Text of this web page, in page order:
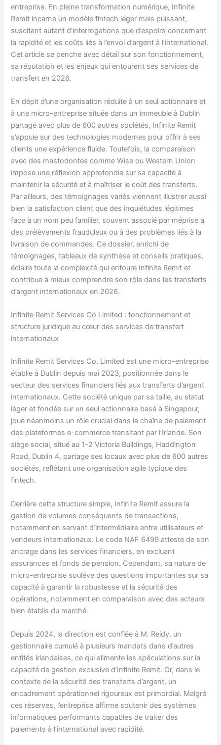
entreprise. En pleine transformation numérique, Infinite
Remit incarne un modèle fintech léger mais puissant,
suscitant autant d’interrogations que d’espoirs concernant
la rapidité et les coûts liés à l’envoi d’argent à l’international.
Cet article se penche avec détail sur son fonctionnement,
sa réputation et les enjeux qui entourent ses services de
transfert en 2026.
En dépit d’une organisation réduite à un seul actionnaire et
à une micro-entreprise située dans un immeuble à Dublin
partagé avec plus de 600 autres sociétés, Infinite Remit
s’appuie sur des technologies modernes pour offrir à ses
clients une expérience fluide. Toutefois, la comparaison
avec des mastodontes comme Wise ou Western Union
impose une réflexion approfondie sur sa capacité à
maintenir la sécurité et à maîtriser le coût des transferts.
Par ailleurs, des témoignages variés viennent illustrer aussi
bien la satisfaction client que des inquiétudes légitimes
face à un nom peu familier, souvent associé par méprise à
des prélèvements frauduleux ou à des problèmes liés à la
livraison de commandes. Ce dossier, enrichi de
témoignages, tableaux de synthèse et conseils pratiques,
éclaire toute la complexité qui entoure Infinite Remit et
contribue à mieux comprendre son rôle dans les transferts
d’argent internationaux en 2026.
Infinite Remit Services Co Limited : fonctionnement et
structure juridique au cœur des services de transfert
internationaux
Infinite Remit Services Co. Limited est une micro-entreprise
établie à Dublin depuis mai 2023, positionnée dans le
secteur des services financiers liés aux transferts d’argent
internationaux. Cette société unique par sa taille, au statut
léger et fondée sur un seul actionnaire basé à Singapour,
joue néanmoins un rôle crucial dans la chaîne de paiement
des plateformes e-commerce transitant par l’Irlande. Son
siège social, situé au 1-2 Victoria Buildings, Haddington
Road, Dublin 4, partage ses locaux avec plus de 600 autres
sociétés, reflétant une organisation agile typique des
fintech.
Derrière cette structure simple, Infinite Remit assure la
gestion de volumes conséquents de transactions,
notamment en servant d’intermédiaire entre utilisateurs et
vendeurs internationaux. Le code NAF 6499 atteste de son
ancrage dans les services financiers, en excluant
assurances et fonds de pension. Cependant, sa nature de
micro-entreprise soulève des questions importantes sur sa
capacité à garantir la robustesse et la sécurité des
opérations, notamment en comparaison avec des acteurs
bien établis du marché.
Depuis 2024, la direction est confiée à M. Reidy, un
gestionnaire cumulé à plusieurs mandats dans d’autres
entités irlandaises, ce qui alimente les spéculations sur la
capacité de gestion exclusive d’Infinite Remit. Or, dans le
contexte de la sécurité des transferts d’argent, un
encadrement opérationnel rigoureux est primordial. Malgré
ces réserves, l’entreprise affirme soutenir des systèmes
informatiques performants capables de traiter des
paiements à l’international avec rapidité.